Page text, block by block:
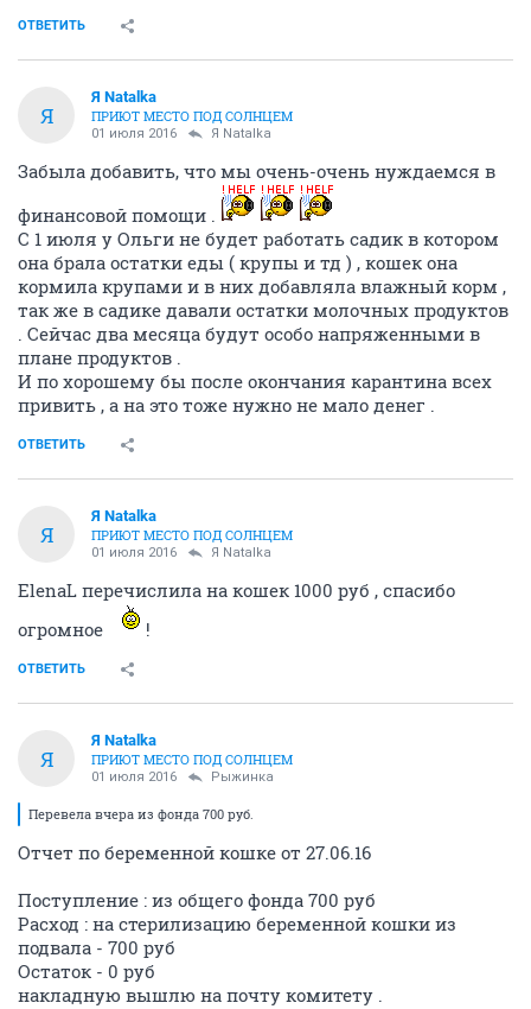
ОТВЕТИТЬ
Я
Я Natalka
ПРИЮТ МЕСТО ПОД СОЛНЦЕМ
01 июля 2016 Я Natalka
Забыла добавить, что мы очень-очень нуждаемся в
финансовой помощи .
С 1 июля у Ольги не будет работать садик в котором
она брала остатки еды ( крупы и тд ) , кошек она
кормила крупами и в них добавляла влажный корм ,
так же в садике давали остатки молочных продуктов
. Сейчас два месяца будут особо напряженными в
плане продуктов .
И по хорошему бы после окончания карантина всех
привить , а на это тоже нужно не мало денег .
ОТВЕТИТЬ
Я
Я Natalka
ПРИЮТ МЕСТО ПОД СОЛНЦЕМ
01 июля 2016 Я Natalka
ElenaL перечислила на кошек 1000 руб , спасибо
огромное
!
ОТВЕТИТЬ
Я
Я Natalka
ПРИЮТ МЕСТО ПОД СОЛНЦЕМ
01 июля 2016 Рыжинка
Перевела вчера из фонда 700 руб.
Отчет по беременной кошке от 27.06.16
Поступление : из общего фонда 700 руб
Расход : на стерилизацию беременной кошки из
подвала - 700 руб
Остаток - 0 руб
накладную вышлю на почту комитету .